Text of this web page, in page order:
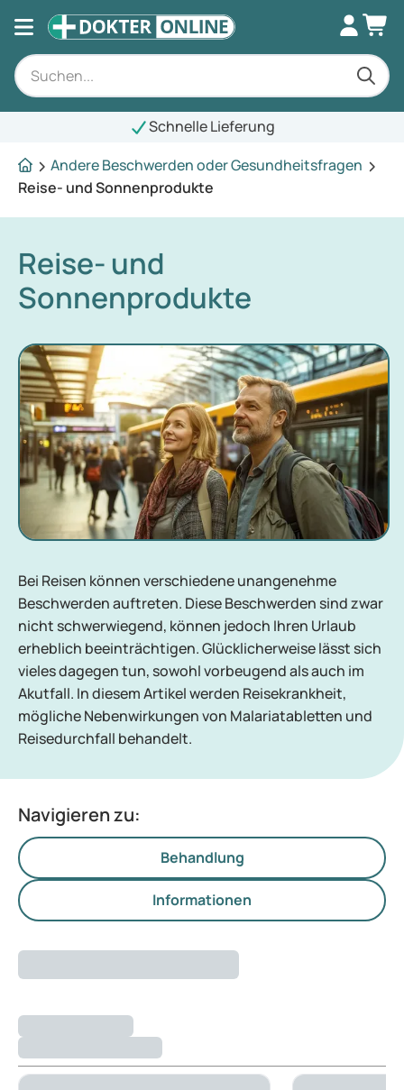
Schnelle Lieferung
Andere Beschwerden oder Gesundheitsfragen
Reise- und Sonnenprodukte
Reise- und
Sonnenprodukte
Bei Reisen können verschiedene unangenehme
Beschwerden auftreten. Diese Beschwerden sind zwar
nicht schwerwiegend, können jedoch Ihren Urlaub
erheblich beeinträchtigen. Glücklicherweise lässt sich
vieles dagegen tun, sowohl vorbeugend als auch im
Akutfall. In diesem Artikel werden Reisekrankheit,
mögliche Nebenwirkungen von Malariatabletten und
Reisedurchfall behandelt.
Navigieren zu:
Behandlung
Informationen